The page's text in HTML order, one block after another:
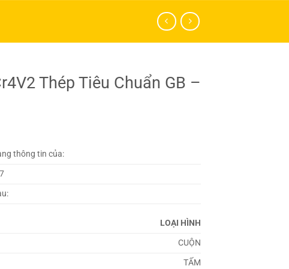
Thép Tiêu Chuẩn GB –
thông tin của:
LOẠI HÌNH
CUỘN
TẤM